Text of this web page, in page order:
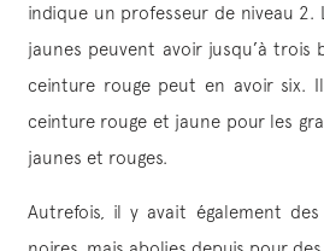
indique un professeur de niveau 2.
jaunes peuvent avoir jusqu’à trois
ceinture rouge peut en avoir six.
ceinture rouge et jaune pour les
jaunes et rouges.
Autrefois, il y avait également